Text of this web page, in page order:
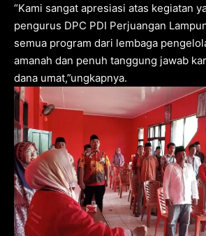
“Kami sangat apresiasi atas kegiatan
pengurus DPC PDI Perjuangan
semua program dari lembaga
amanah dan penuh tanggung jawab
dana umat,”ungkapnya.